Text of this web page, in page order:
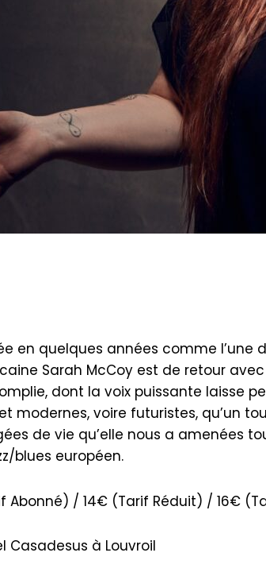
en quelques années comme
Sarah McCoy est de retour avec
dont la voix puissante laisse
modernes, voire futuristes, qu’un
de vie qu’elle nous a amenées
blues européen.
Abonné) / 14€ (Tarif Réduit) / 16€
Casadesus à Louvroil